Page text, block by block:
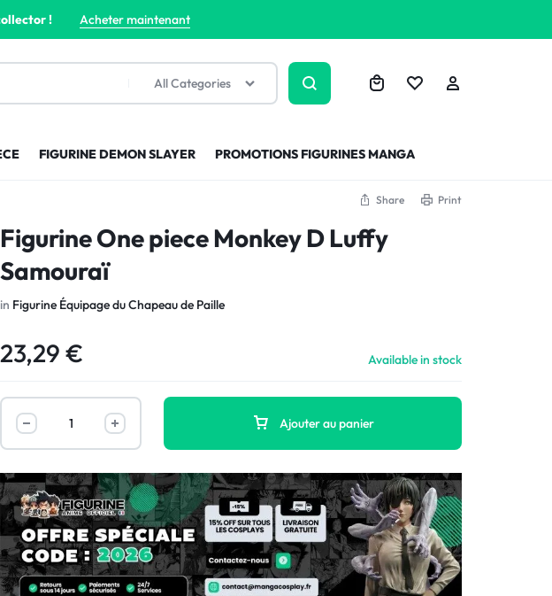
! Acheter maintenant
All Categories
FIGURINE DEMON SLAYER PROMOTIONS FIGURINES MANGA
Share Print
Figurine One piece Monkey D Luffy
Samouraï
in Figurine Équipage du Chapeau de Paille
23,29€ Available in stock
Ajouter au panier